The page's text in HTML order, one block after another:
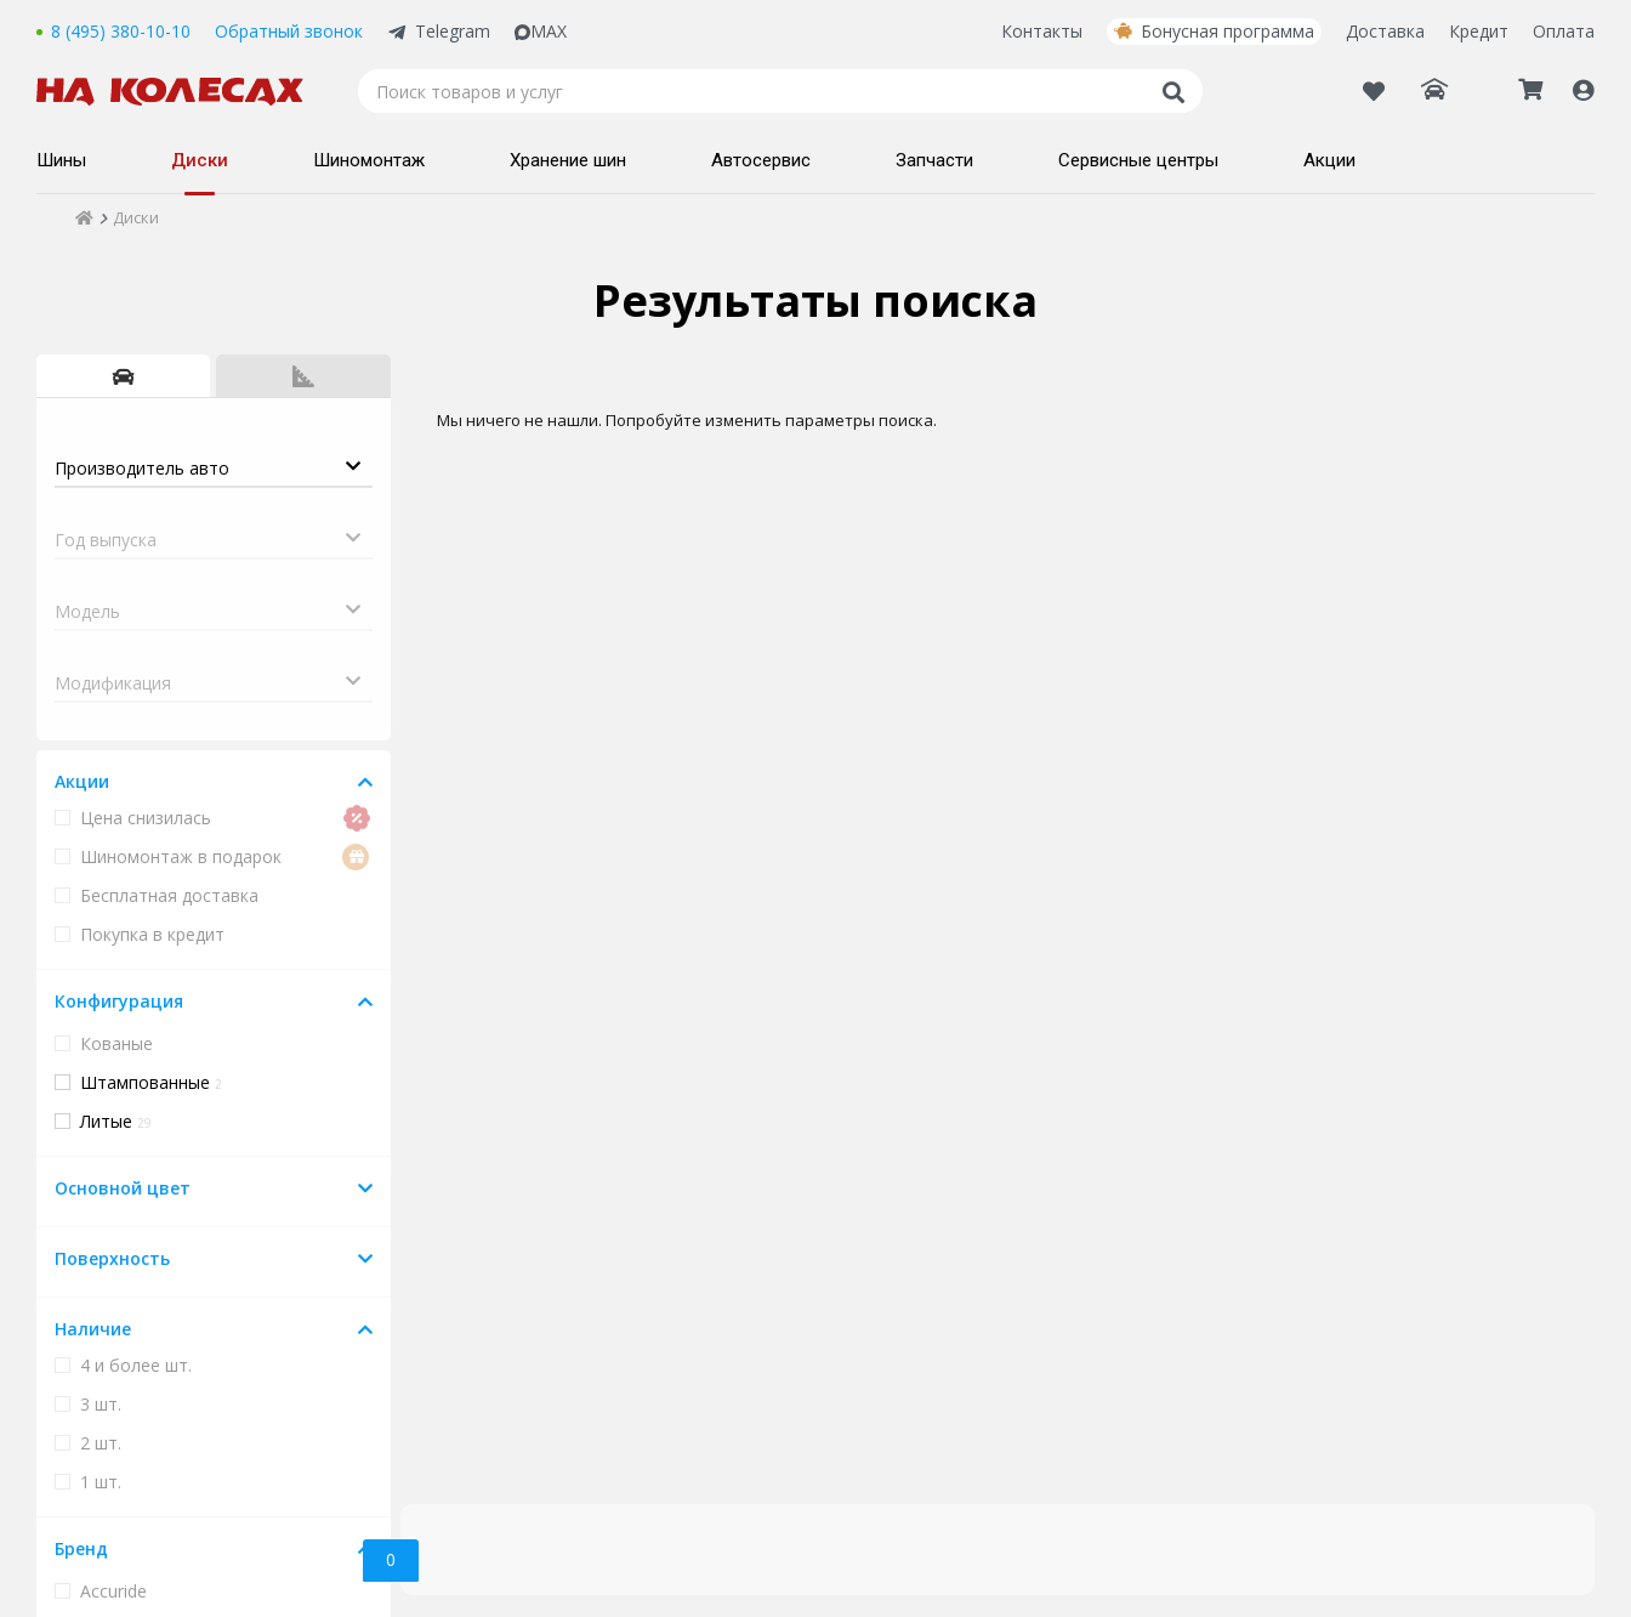
8 (495) 380-10-10 Обратный звонок Telegram MAX Контакты Бонусная программа Доставка Кредит Оплата
Шины Диски Шиномонтаж Хранение шин Автосервис Запчасти Сервисные центры Акции
Диски
Результаты поиска
Акции
Цена снизилась
Шиномонтаж в подарок
Бесплатная доставка
Покупка в кредит
Конфигурация
Кованые
Штампованные 2
Литые 29
Основной цвет
Поверхность
Наличие
4 и более шт.
3 шт.
2 шт.
1 шт.
Бренд
Accuride
0
Мы ничего не нашли. Попробуйте изменить параметры поиска.